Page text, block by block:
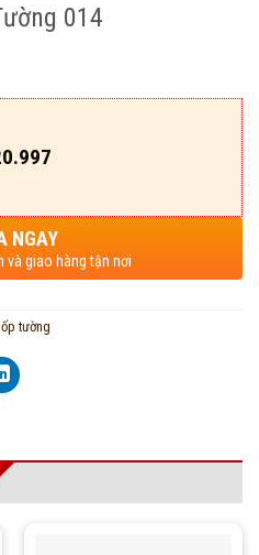
014
NGAY
và giao hàng tận nơi
tường